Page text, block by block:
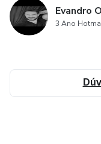
Evandro
3 Ano